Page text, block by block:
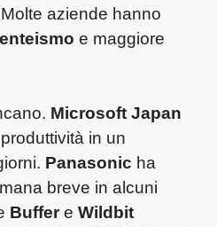
aziende hanno
e maggiore
Microsoft Japan
in un
Panasonic ha
breve in alcuni
Buffere Wildbit